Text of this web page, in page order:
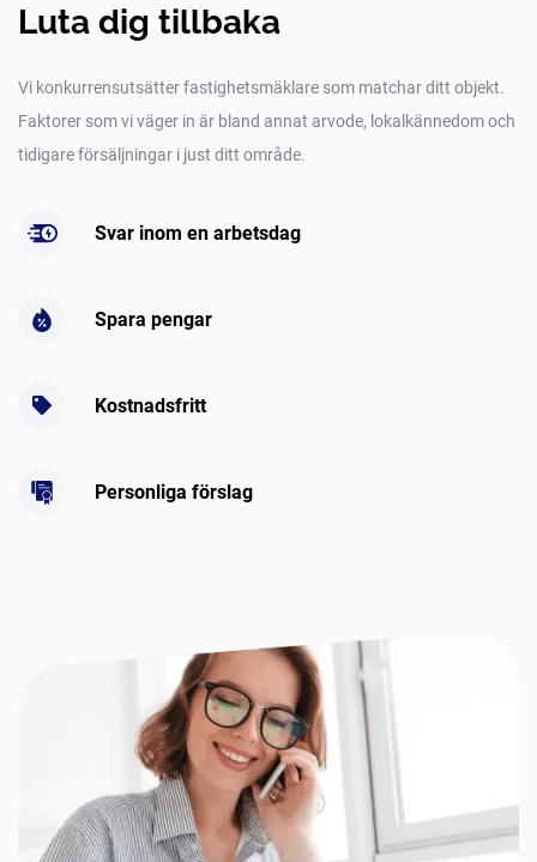
Luta dig tillbaka
Vi konkurrensutsätter fastighetsmäklare som matchar ditt objekt.
Faktorer som vi väger in är bland annat arvode, lokalkännedom och
tidigare försäljningar i just ditt område.
Svar inom en arbetsdag
Spara pengar
Kostnadsfritt
Personliga förslag